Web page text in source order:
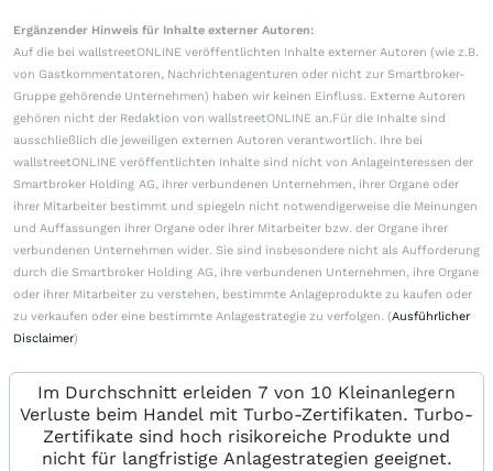
Ergänzender Hinweis für Inhalte externer Autoren:
Auf die bei wallstreetONLINE veröffentlichten Inhalte externer Autoren (wie z.B.
von Gastkommentatoren, Nachrichtenagenturen oder nicht zur Smartbroker-
Gruppe gehörende Unternehmen) haben wir keinen Einfluss. Externe Autoren
gehören nicht der Redaktion von wallstreetONLINE an.Für die Inhalte sind
ausschließlich die jeweiligen externen Autoren verantwortlich. Ihre bei
wallstreetONLINE veröffentlichten Inhalte sind nicht von Anlageinteressen der
Smartbroker Holding AG, ihrer verbundenen Unternehmen, ihrer Organe oder
ihrer Mitarbeiter bestimmt und spiegeln nicht notwendigerweise die Meinungen
und Auffassungen ihrer Organe oder ihrer Mitarbeiter bzw. der Organe ihrer
verbundenen Unternehmen wider. Sie sind insbesondere nicht als Aufforderung
durch die Smartbroker Holding AG, ihre verbundenen Unternehmen, ihre Organe
oder ihrer Mitarbeiter zu verstehen, bestimmte Anlageprodukte zu kaufen oder
zu verkaufen oder eine bestimmte Anlagestrategie zu verfolgen. (Ausführlicher
Disclaimer)
Im Durchschnitt erleiden 7 von 10 Kleinanlegern
Verluste beim Handel mit Turbo-Zertifikaten. Turbo-
Zertifikate sind hoch risikoreiche Produkte und
nicht für langfristige Anlagestrategien geeignet.